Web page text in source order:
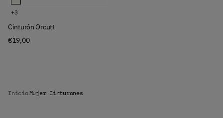
+3
Cinturón Orcutt
€19,00
InicioMujer Cinturones